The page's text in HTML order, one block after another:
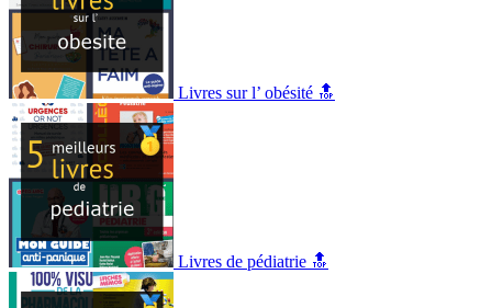
Livres sur l’ obésité 🔝
Livres de pédiatrie 🔝